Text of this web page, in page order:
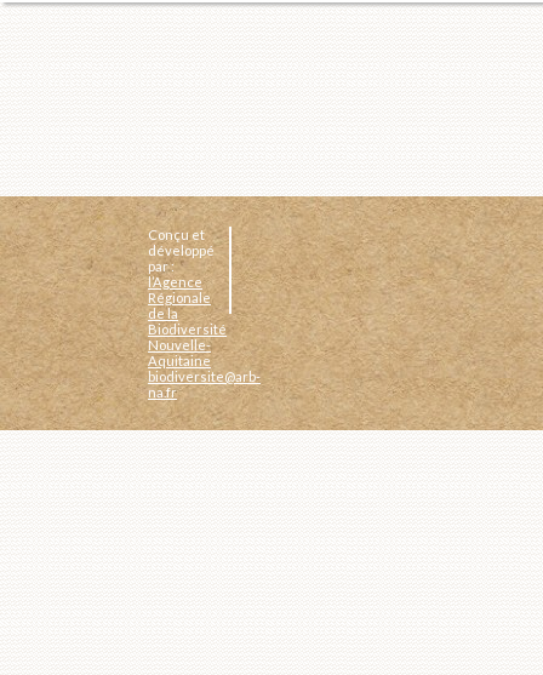
Conçu et
développé
par :
l’Agence
Régionale
de la
Biodiversité
Nouvelle-
Aquitaine
biodiversite@arb-
na.fr